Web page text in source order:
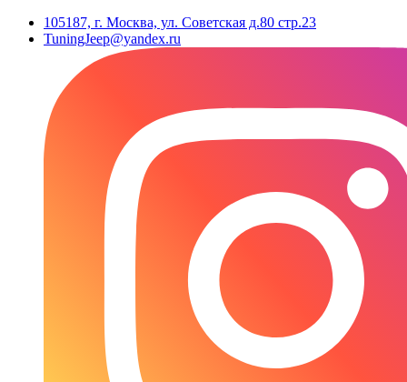
105187, г. Москва, ул. Советская д.80 стр.23
TuningJeep@yandex.ru